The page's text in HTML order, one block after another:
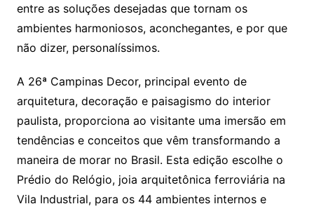
entre as soluções desejadas que tornam os
ambientes harmoniosos, aconchegantes, e por que
não dizer, personalíssimos.
A 26ª Campinas Decor, principal evento de
arquitetura, decoração e paisagismo do interior
paulista, proporciona ao visitante uma imersão em
tendências e conceitos que vêm transformando a
maneira de morar no Brasil. Esta edição escolhe o
Prédio do Relógio, joia arquitetônica ferroviária na
Vila Industrial, para os 44 ambientes internos e